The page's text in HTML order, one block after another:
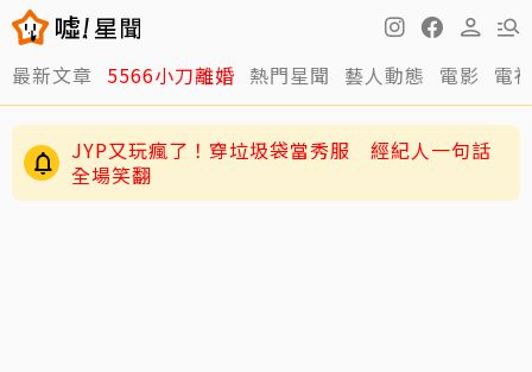
最新文章 5566小刀離婚 熱門星聞 藝人動態 電影 電
JYP又玩瘋了！穿垃圾袋當秀服 經紀人一句話
全場笑翻